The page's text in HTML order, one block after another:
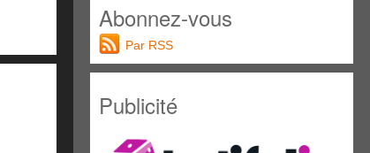
Abonnez-vous
Par RSS
Publicité